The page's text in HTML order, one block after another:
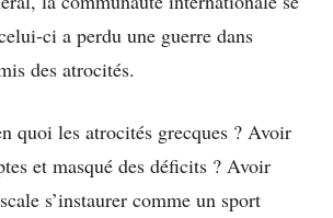
ci a perdu une guerre dans
des atrocités.
quoi les atrocités grecques ? Avoir
et masqué des déficits ? Avoir
s’instaurer comme un sport